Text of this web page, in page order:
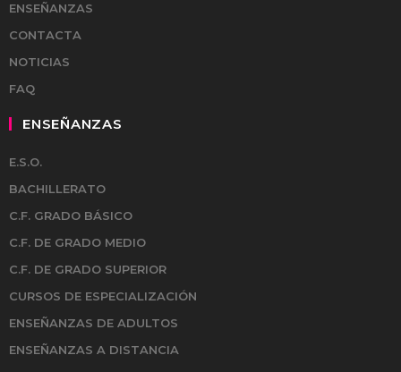
ENSEÑANZAS
CONTACTA
NOTICIAS
FAQ
ENSEÑANZAS
E.S.O.
BACHILLERATO
C.F. GRADO BÁSICO
C.F. DE GRADO MEDIO
C.F. DE GRADO SUPERIOR
CURSOS DE ESPECIALIZACIÓN
ENSEÑANZAS DE ADULTOS
ENSEÑANZAS A DISTANCIA